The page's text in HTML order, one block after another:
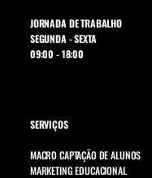
JORNADA DE TRABALHO
SEGUNDA - SEXTA
09:00 - 18:00
SERVIÇOS
MACRO CAPTAÇÃO DE ALUNOS
MARKETING EDUCACIONAL